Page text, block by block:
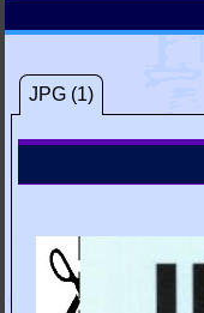
JPG (1)